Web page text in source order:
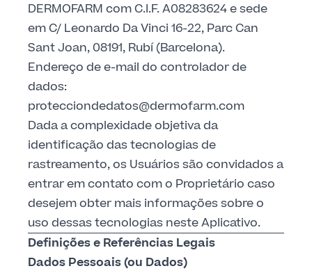
DERMOFARM com C.I.F. A08283624 e sede
em C/ Leonardo Da Vinci 16-22, Parc Can
Sant Joan, 08191, Rubí (Barcelona).
Endereço de e-mail do controlador de
dados:
protecciondedatos@dermofarm.com
Dada a complexidade objetiva da
identificação das tecnologias de
rastreamento, os Usuários são convidados a
entrar em contato com o Proprietário caso
desejem obter mais informações sobre o
uso dessas tecnologias neste Aplicativo.
Definições e Referências Legais
Dados Pessoais (ou Dados)